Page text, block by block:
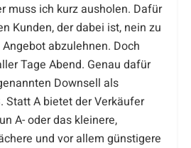
muss ich kurz ausholen. Dafür
Kunden, der dabei ist, nein zu
abzulehnen. Doch
Tage Abend. Genau dafür
Downsell als
Statt A bietet der Verkäufer
A- oder das kleinere,
und vor allem günstigere